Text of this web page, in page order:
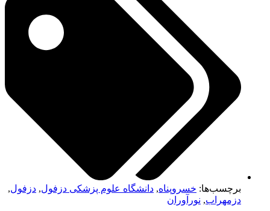
برچسب‌ها:خسروپناه,دانشگاه علوم پزشکی دزفول, دزفول,
دزمهراب,نورآوران